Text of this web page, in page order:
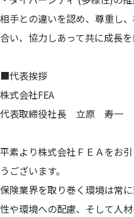
相手との違いを認め、尊重し
合い、協力しあって共に成長を
■代表挨拶
株式会社FEA
代表取締役社長 立原 寿一
平素より株式会社ＦＥＡをお
うございます。
保険業界を取り巻く環境は常
性や環境への配慮、そして人